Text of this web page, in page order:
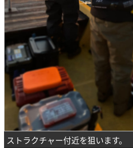
ストラクチャー付近を狙います。